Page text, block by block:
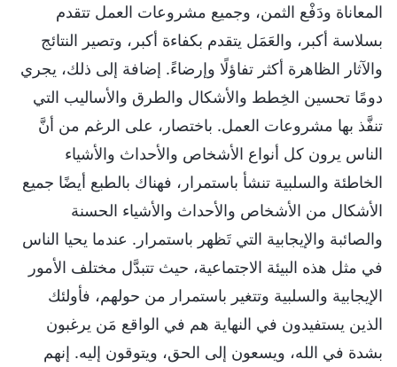
المعاناة ودَفْع الثمن، وجميع مشروعات العمل تتقدم
بسلاسة أكبر، والعَمَل يتقدم بكفاءة أكبر، وتصير النتائج
والآثار الظاهرة أكثر تفاؤلًا وإرضاءً. إضافة إلى ذلك، يجري
دومًا تحسين الخِطط والأشكال والطرق والأساليب التي
تنفَّذ بها مشروعات العمل. باختصار، على الرغم من أنَّ
الناس يرون كل أنواع الأشخاص والأحداث والأشياء
الخاطئة والسلبية تنشأ باستمرار، فهناك بالطبع أيضًا جميع
الأشكال من الأشخاص والأحداث والأشياء الحسنة
والصائبة والإيجابية التي تَظهر باستمرار. عندما يحيا الناس
في مثل هذه البيئة الاجتماعية، حيث تتبدَّل مختلف الأمور
الإيجابية والسلبية وتتغير باستمرار من حولهم، فأولئك
الذين يستفيدون في النهاية هم في الواقع مَن يرغبون
بشدة في الله، ويسعون إلى الحق، ويتوقون إليه. إنهم